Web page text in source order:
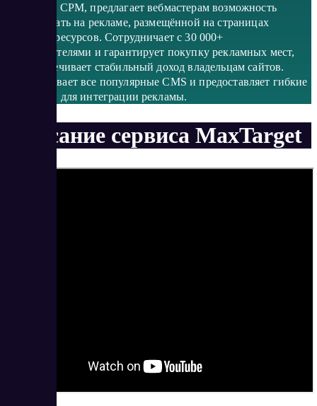
по модели CPM, предлагает вебмастерам возможность
зарабатывать на рекламе, размещённой на страницах
интернет-ресурсов. Сотрудничает с 30 000+
рекламодателями и гарантирует покупку рекламных мест,
что обеспечивает стабильный доход владельцам сайтов.
Поддерживает все популярные CMS и предоставляет гибкие
настройки для интеграции рекламы.
Описание сервиса MaxTarget